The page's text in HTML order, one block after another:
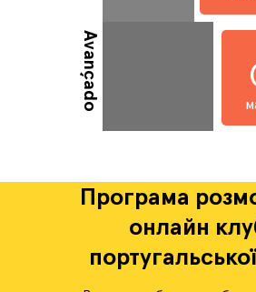
Avançado
Програма
онлайн